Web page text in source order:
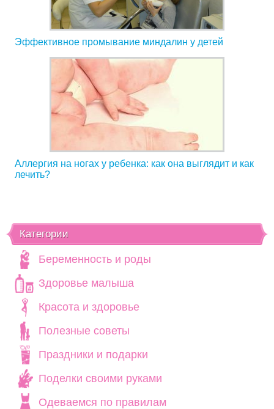
Эффективное промывание миндалин у детей
Аллергия на ногах у ребенка: как она выглядит и как
лечить?
Категории
Беременность и роды
Здоровье малыша
Красота и здоровье
Полезные советы
Праздники и подарки
Поделки своими руками
Одеваемся по правилам